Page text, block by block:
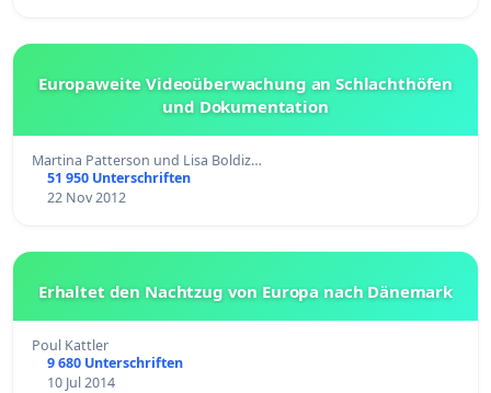
Europaweite Videoüberwachung an Schlachthöfen
und Dokumentation
Martina Patterson und Lisa Boldiz…
51 950 Unterschriften
22 Nov 2012
Erhaltet den Nachtzug von Europa nach Dänemark
Poul Kattler
9 680 Unterschriften
10 Jul 2014